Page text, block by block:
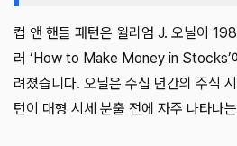
컵 앤 핸들 패턴은 윌리엄 J. 오닐이
러 ‘How to Make Money in Stocks’
려졌습니다. 오닐은 수십 년간의 주식
턴이 대형 시세 분출 전에 자주 나타나